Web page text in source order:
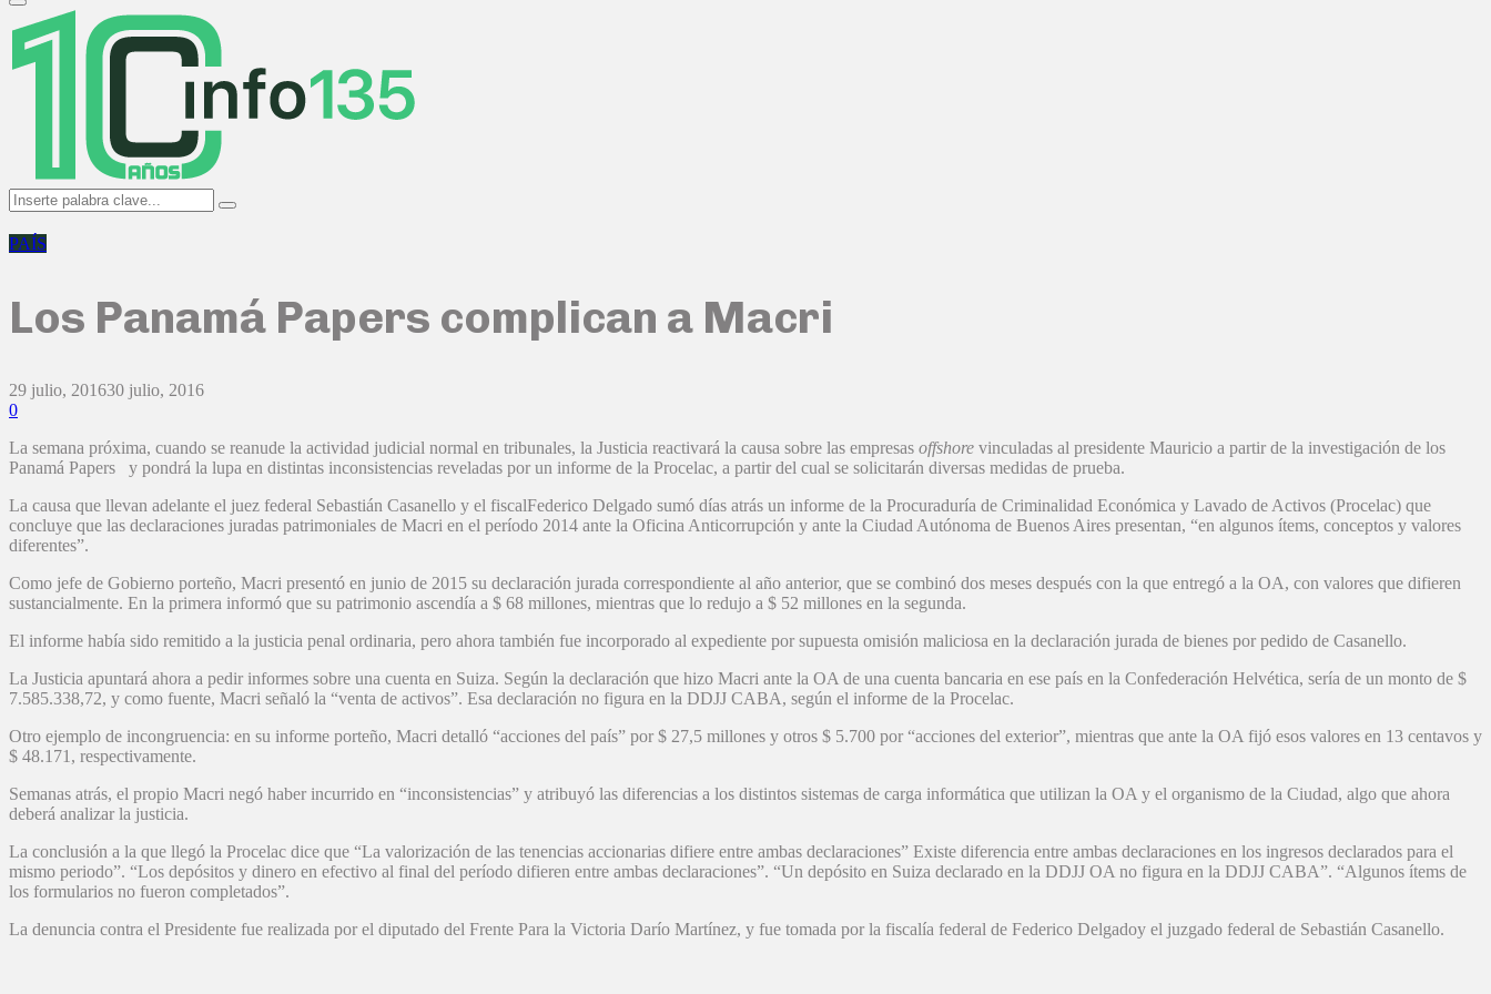
Primary
Menu
Search
for:
Search
PAÍS
Los Panamá Papers complican a Macri
29 julio, 201630 julio, 2016
0
La semana próxima, cuando se reanude la actividad judicial normal en tribunales, la Justicia reactivará la causa sobre las empresas offshore vinculadas al presidente Mauricio a partir de la investigación de los
Panamá Papers y pondrá la lupa en distintas inconsistencias reveladas por un informe de la Procelac, a partir del cual se solicitarán diversas medidas de prueba.
La causa que llevan adelante el juez federal Sebastián Casanello y el fiscalFederico Delgado sumó días atrás un informe de la Procuraduría de Criminalidad Económica y Lavado de Activos (Procelac) que
concluye que las declaraciones juradas patrimoniales de Macri en el período 2014 ante la Oficina Anticorrupción y ante la Ciudad Autónoma de Buenos Aires presentan, “en algunos ítems, conceptos y valores
diferentes”.
Como jefe de Gobierno porteño, Macri presentó en junio de 2015 su declaración jurada correspondiente al año anterior, que se combinó dos meses después con la que entregó a la OA, con valores que difieren
sustancialmente. En la primera informó que su patrimonio ascendía a $ 68 millones, mientras que lo redujo a $ 52 millones en la segunda.
El informe había sido remitido a la justicia penal ordinaria, pero ahora también fue incorporado al expediente por supuesta omisión maliciosa en la declaración jurada de bienes por pedido de Casanello.
La Justicia apuntará ahora a pedir informes sobre una cuenta en Suiza. Según la declaración que hizo Macri ante la OA de una cuenta bancaria en ese país en la Confederación Helvética, sería de un monto de $
7.585.338,72, y como fuente, Macri señaló la “venta de activos”. Esa declaración no figura en la DDJJ CABA, según el informe de la Procelac.
Otro ejemplo de incongruencia: en su informe porteño, Macri detalló “acciones del país” por $ 27,5 millones y otros $ 5.700 por “acciones del exterior”, mientras que ante la OA fijó esos valores en 13 centavos y
$ 48.171, respectivamente.
Semanas atrás, el propio Macri negó haber incurrido en “inconsistencias” y atribuyó las diferencias a los distintos sistemas de carga informática que utilizan la OA y el organismo de la Ciudad, algo que ahora
deberá analizar la justicia.
La conclusión a la que llegó la Procelac dice que “La valorización de las tenencias accionarias difiere entre ambas declaraciones” Existe diferencia entre ambas declaraciones en los ingresos declarados para el
mismo periodo”. “Los depósitos y dinero en efectivo al final del período difieren entre ambas declaraciones”. “Un depósito en Suiza declarado en la DDJJ OA no figura en la DDJJ CABA”. “Algunos ítems de
los formularios no fueron completados”.
La denuncia contra el Presidente fue realizada por el diputado del Frente Para la Victoria Darío Martínez, y fue tomada por la fiscalía federal de Federico Delgadoy el juzgado federal de Sebastián Casanello.